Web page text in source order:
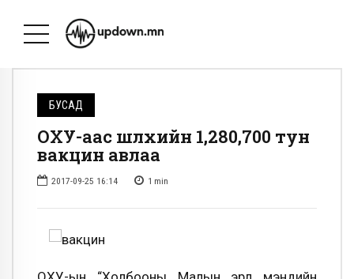
БУСАД
ОХУ-аас шүлхийн 1,280,700 тун
вакцин авлаа
2017-09-25 16:14 1 min